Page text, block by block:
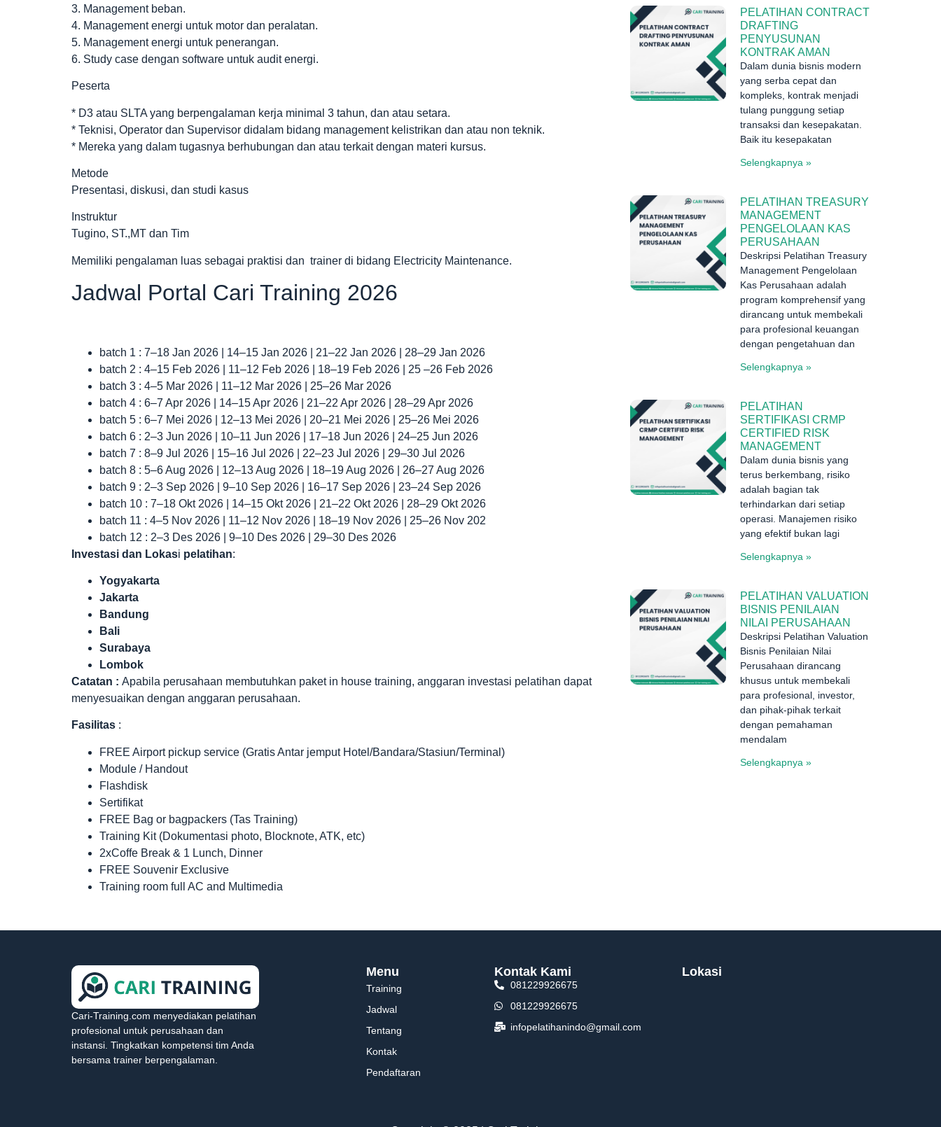
3. Management beban.
4. Management energi untuk motor dan peralatan.
5. Management energi untuk penerangan.
6. Study case dengan software untuk audit energi.
Peserta
* D3 atau SLTA yang berpengalaman kerja minimal 3 tahun, dan atau setara.
* Teknisi, Operator dan Supervisor didalam bidang management kelistrikan dan atau non teknik.
* Mereka yang dalam tugasnya berhubungan dan atau terkait dengan materi kursus.
Metode
Presentasi, diskusi, dan studi kasus
Instruktur
Tugino, ST.,MT dan Tim
Memiliki pengalaman luas sebagai praktisi dan trainer di bidang Electricity Maintenance.
Jadwal Portal Cari Training 2026
batch 1 : 7–18 Jan 2026 | 14–15 Jan 2026 | 21–22 Jan 2026 | 28–29 Jan 2026
batch 2 : 4–15 Feb 2026 | 11–12 Feb 2026 | 18–19 Feb 2026 | 25 –26 Feb 2026
batch 3 : 4–5 Mar 2026 | 11–12 Mar 2026 | 25–26 Mar 2026
batch 4 : 6–7 Apr 2026 | 14–15 Apr 2026 | 21–22 Apr 2026 | 28–29 Apr 2026
batch 5 : 6–7 Mei 2026 | 12–13 Mei 2026 | 20–21 Mei 2026 | 25–26 Mei 2026
batch 6 : 2–3 Jun 2026 | 10–11 Jun 2026 | 17–18 Jun 2026 | 24–25 Jun 2026
batch 7 : 8–9 Jul 2026 | 15–16 Jul 2026 | 22–23 Jul 2026 | 29–30 Jul 2026
batch 8 : 5–6 Aug 2026 | 12–13 Aug 2026 | 18–19 Aug 2026 | 26–27 Aug 2026
batch 9 : 2–3 Sep 2026 | 9–10 Sep 2026 | 16–17 Sep 2026 | 23–24 Sep 2026
batch 10 : 7–18 Okt 2026 | 14–15 Okt 2026 | 21–22 Okt 2026 | 28–29 Okt 2026
batch 11 : 4–5 Nov 2026 | 11–12 Nov 2026 | 18–19 Nov 2026 | 25–26 Nov 202
batch 12 : 2–3 Des 2026 | 9–10 Des 2026 | 29–30 Des 2026
Investasi dan Lokasi pelatihan:
Yogyakarta
Jakarta
Bandung
Bali
Surabaya
Lombok
Catatan : Apabila perusahaan membutuhkan paket in house training, anggaran investasi pelatihan dapat
menyesuaikan dengan anggaran perusahaan.
Fasilitas :
FREE Airport pickup service (Gratis Antar jemput Hotel/Bandara/Stasiun/Terminal)
Module / Handout
Flashdisk
Sertifikat
FREE Bag or bagpackers (Tas Training)
Training Kit (Dokumentasi photo, Blocknote, ATK, etc)
2xCoffe Break & 1 Lunch, Dinner
FREE Souvenir Exclusive
Training room full AC and Multimedia
PELATIHAN CONTRACT
DRAFTING
PENYUSUNAN
KONTRAK AMAN
Dalam dunia bisnis modern
yang serba cepat dan
kompleks, kontrak menjadi
tulang punggung setiap
transaksi dan kesepakatan.
Baik itu kesepakatan
Selengkapnya »
PELATIHAN TREASURY
MANAGEMENT
PENGELOLAAN KAS
PERUSAHAAN
Deskripsi Pelatihan Treasury
Management Pengelolaan
Kas Perusahaan adalah
program komprehensif yang
dirancang untuk membekali
para profesional keuangan
dengan pengetahuan dan
Selengkapnya »
PELATIHAN
SERTIFIKASI CRMP
CERTIFIED RISK
MANAGEMENT
Dalam dunia bisnis yang
terus berkembang, risiko
adalah bagian tak
terhindarkan dari setiap
operasi. Manajemen risiko
yang efektif bukan lagi
Selengkapnya »
PELATIHAN VALUATION
BISNIS PENILAIAN
NILAI PERUSAHAAN
Deskripsi Pelatihan Valuation
Bisnis Penilaian Nilai
Perusahaan dirancang
khusus untuk membekali
para profesional, investor,
dan pihak-pihak terkait
dengan pemahaman
mendalam
Selengkapnya »
Cari-Training.com menyediakan pelatihan
profesional untuk perusahaan dan
instansi. Tingkatkan kompetensi tim Anda
bersama trainer berpengalaman.
Menu
Training
Jadwal
Tentang
Kontak
Pendaftaran
Kontak Kami
081229926675
081229926675
infopelatihanindo@gmail.com
Lokasi